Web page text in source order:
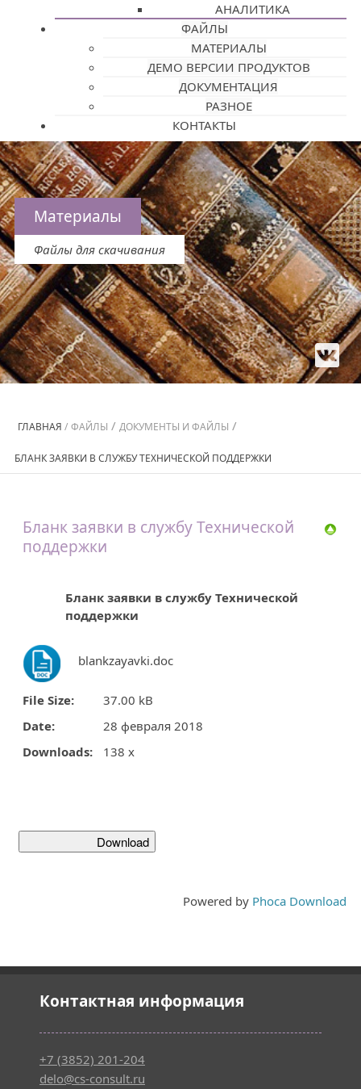
АНАЛИТИКА
ФАЙЛЫ
МАТЕРИАЛЫ
ДЕМО ВЕРСИИ ПРОДУКТОВ
ДОКУМЕНТАЦИЯ
РАЗНОЕ
КОНТАКТЫ
Материалы
Файлы для скачивания
ГЛАВНАЯ / ФАЙЛЫ / ДОКУМЕНТЫ И ФАЙЛЫ /
БЛАНК ЗАЯВКИ В СЛУЖБУ ТЕХНИЧЕСКОЙ ПОДДЕРЖКИ
Бланк заявки в службу Технической
поддержки
Бланк заявки в службу Технической
поддержки
blankzayavki.doc
File Size:
37.00 kB
Date:
28 февраля 2018
Downloads:
138 x
Powered by Phoca Download
Контактная информация
+7 (3852) 201-204
delo@cs-consult.ru